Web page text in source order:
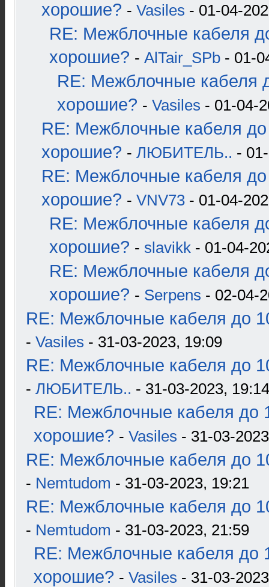
хорошие? - Vasiles - 01-04-
RE: Межблочные кабеля
хорошие? - AlTair_SPb - 01-
RE: Межблочные кабеля
хорошие? - Vasiles - 01-04-
RE: Межблочные кабеля до
хорошие? - ЛЮБИТЕЛЬ.. -
RE: Межблочные кабеля до
хорошие? - VNV73 - 01-04-
RE: Межблочные кабеля
хорошие? - slavikk - 01-04-
RE: Межблочные кабеля
хорошие? - Serpens - 02-04-
RE: Межблочные кабеля до
- Vasiles - 31-03-2023, 19:09
RE: Межблочные кабеля до
- ЛЮБИТЕЛЬ.. - 31-03-2023, 19:14
RE: Межблочные кабеля до
хорошие? - Vasiles - 31-03-
RE: Межблочные кабеля до
- Nemtudom - 31-03-2023, 19:21
RE: Межблочные кабеля до
- Nemtudom - 31-03-2023, 21:59
RE: Межблочные кабеля до
хорошие? - Vasiles - 31-03-